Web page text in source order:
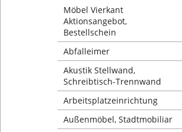
Möbel Vierkant
Aktionsangebot,
Bestellschein
Abfalleimer
Akustik Stellwand,
Schreibtisch-Trennwand
Arbeitsplatzeinrichtung
Außenmöbel, Stadtmobiliar